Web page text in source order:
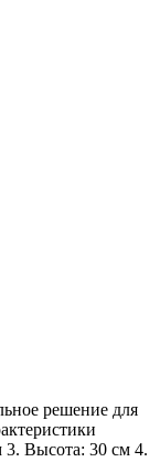
решение для
Высота: 30 см 4.